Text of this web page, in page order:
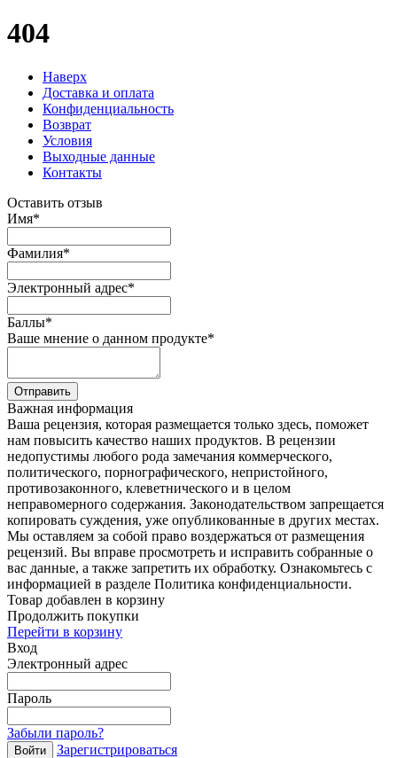
404
Наверх
Доставка и оплата
Конфиденциальность
Возврат
Условия
Выходные данные
Контакты
Оставить отзыв
Имя*
Фамилия*
Электронный адрес*
Баллы*
Ваше мнение о данном продукте*
Отправить
Важная информация
Ваша рецензия, которая размещается только здесь, поможет
нам повысить качество наших продуктов. В рецензии
недопустимы любого рода замечания коммерческого,
политического, порнографического, непристойного,
противозаконного, клеветнического и в целом
неправомерного содержания. Законодательством запрещается
копировать суждения, уже опубликованные в других местах.
Мы оставляем за собой право воздержаться от размещения
рецензий. Вы вправе просмотреть и исправить собранные о
вас данные, а также запретить их обработку. Ознакомьтесь с
информацией в разделе Политика конфиденциальности.
Товар добавлен в корзину
Продолжить покупки
Перейти в корзину
Вход
Электронный адрес
Пароль
Забыли пароль?
Войти
Зарегистрироваться